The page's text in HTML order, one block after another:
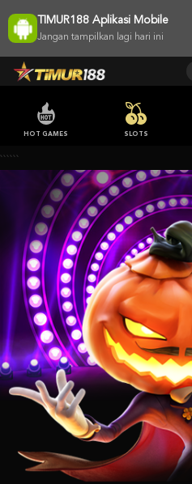
``````
TIMUR188 Aplikasi Mobile
Jangan tampilkan lagi hari ini
HOT GAMES SLOTS